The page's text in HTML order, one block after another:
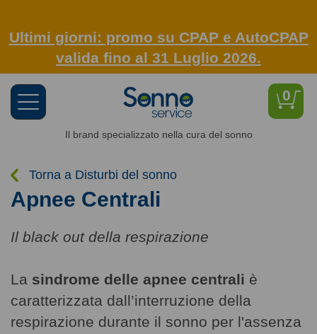
Ultimi giorni: promo su CPAP e AutoCPAP
valida fino al 31 Luglio 2026.
0
Toggle
navigation
Il brand specializzato nella cura del sonno
Torna a Disturbi del sonno
Apnee Centrali
Il black out della respirazione
La sindrome delle apnee centrali è
caratterizzata dall’interruzione della
respirazione durante il sonno per l'assenza